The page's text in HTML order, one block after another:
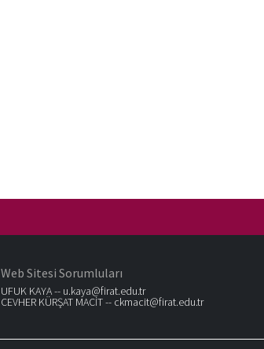
Web Sitesi Sorumluları
UFUK KAYA -- u.kaya@firat.edu.tr
CEVHER KÜRŞAT MACİT -- ckmacit@firat.edu.tr